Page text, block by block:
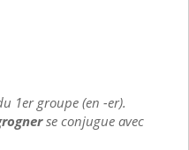
1er groupe (en -er).
se conjugue avec